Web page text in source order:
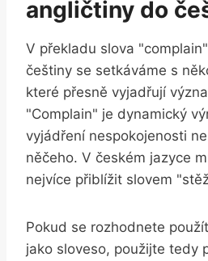
angličtiny do
V překladu slova
češtiny se setkáváme s
které přesně vyjadřují
"Complain" je dynamický
vyjádření nespokojenosti
něčeho. V českém jazyce
nejvíce přiblížit slovem
Pokud se rozhodnete
jako sloveso, použijte tedy